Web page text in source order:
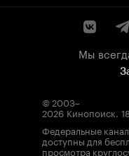
Мы
© 2003–
2026 Кинопоиск.
Федеральные
доступны для
просмотра